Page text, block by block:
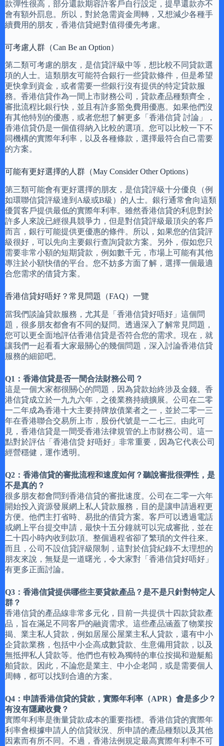
款彈性很高，部分還款期容許客戶自行設定，提早還款亦不
會有額外罰息。所以，對於急需資金周轉，又想減少各種手
續費用的朋友，香港信貸絕對值得優先考慮。
可考慮人群（Can Be an Option）
第二類可考慮的朋友，是信貸評級中等，想比較不同貸款選
項的人士。這類朋友可能符合銀行一些貸款條件，但是希望
更快拿到資金，或者需要一些銀行沒有提供的特定貸款服
務。香港信貸作為一間上市財務公司，貸款產品種類齊全，
審批流程比銀行快，並且有許多豁免費用優惠。如果他們沒
有其他特別的優惠，或者您想了解更多「香港信貸 討論」，
香港信貸仍是一個值得納入比較的選項。您可以比較一下不
同機構的實際年利率，以及各種條款，選擇最符合自己需要
的方案。
可能有更好選擇的人群（May Consider Other Options）
第三類可能會有更好選擇的朋友，是信貸評級十分優良（例
如環聯信貸評級達到A級或B級）的人士。銀行通常會向這類
優質客戶提供最低的實際年利率。雖然香港信貸的利息對於
許多人來說已經很具競爭力，但是對信貸評級最頂尖的客戶
而言，銀行可能提供更優惠的條件。所以，如果您的信貸評
級很好，可以先向主要銀行查詢貸款方案。另外，假如您只
需要非常小額的短期貸款，例如數千元，市場上可能有其他
專注於小額快借的平台。您不妨多方面了解，選擇一個最適
合您需求的借貸方案。
香港信貸好唔好？常見問題（FAQ）一覽
當我們談論貸款服務，尤其是「香港信貸好唔好」這個問
題，很多朋友都會有不同的疑問。透過深入了解常見問題，
您可以更全面地評估香港信貸是否符合您的需求。現在，就
讓我們一起看看大家最關心的幾個問題，深入討論香港信貸
服務的細節吧。
Q1：香港信貸是否一間合法財務公司？
這是一個大家都很關心的問題，因為貸款始終涉及金錢。香
港信貸成立於一九九六年，之後業務持續擴展。公司在二零
一二年成為香港十大主要持牌放債業者之一，並於二零一三
年在香港聯合交易所上市，股份代號是一二七三。由此可
見，香港信貸是一間受香港法律規管的上市財務公司。這一
點對於評估「香港信贷 好唔好」非常重要，因為它代表公司
經營穩健，運作透明。
Q2：香港信貸的審批流程和速度如何？聽說審批很彈性，是
不是真的？
很多朋友都會問到香港信貸的審批速度。公司在二零一六年
開始投入資源發展網上私人貸款服務，目的是讓申請過程更
方便。他們主打省時、易批的借貸方案。客戶可以透過電話
或網上平台提交申請，最快十五分鐘就可以完成審批，並在
二十四小時內收到款項。整個過程省卻了繁瑣的文件往來。
而且，公司不設信貸評級限制，這對於信貸紀錄不太理想的
朋友來說，無疑是一道曙光，令大家對「香港信貸好唔好」
有更多正面討論。
Q3：香港信貸提供哪些主要貸款產品？是不是只針對特定人
群？
香港信貸的產品線非常多元化，目前一共提供十四款貸款產
品，旨在滿足不同客戶的融資需求。這些產品涵蓋了物業按
揭、業主私人貸款，例如居屋公屋業主私人貸款，還有中小
企貸款業務，包括中小企高成數貸款、生意備用貸款，以及
無抵押私人貸款等。他們也有較為獨特的車位按揭和遊艇船
舶貸款。因此，不論您是業主、中小企老闆，或是需要個人
周轉，都可以找到合適的方案。
Q4：申請香港信貸的貸款，實際年利率（APR）會是多少？
有沒有隱藏收費？
實際年利率是衡量貸款成本的重要指標。香港信貸的實際年
利率會根據申請人的信貸狀況、所申請的產品種類以及其他
因素而有所不同。不過，香港法例規定最高實際年利率不可